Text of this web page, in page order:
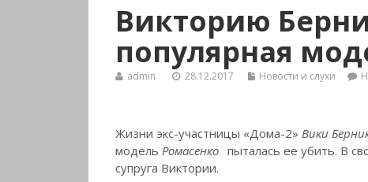
Викторию
популярная
admin 28.12.2017 Новости и слухи
Жизни экс-участницы «Дома-2» Вики
модель Ромасенко пыталась ее убить. В
супруга Виктории.